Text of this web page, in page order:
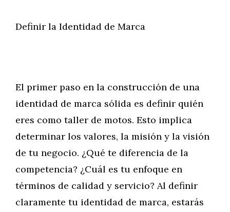
Definir la Identidad de Marca
El primer paso en la construcción de una
identidad de marca sólida es definir quién
eres como taller de motos. Esto implica
determinar los valores, la misión y la visión
de tu negocio. ¿Qué te diferencia de la
competencia? ¿Cuál es tu enfoque en
términos de calidad y servicio? Al definir
claramente tu identidad de marca, estarás